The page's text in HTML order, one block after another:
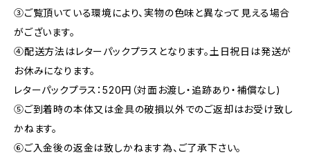
③ご覧頂いている環境により、実物の色味と異なって見える場合
がございます。
④配送方法はレターパックプラスとなります。土日祝日は発送が
お休みになります。
レターパックプラス：520円（対面お渡し・追跡あり・補償なし)
⑤ご到着時の本体又は金具の破損以外でのご返却はお受け致し
かねます。
⑥ご入金後の返金は致しかねます為、ご了承下さい。